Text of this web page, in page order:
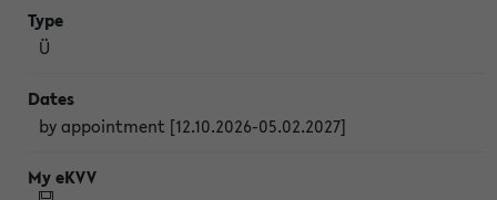
Ü
by appointment [12.10.2026-05.02.2027]